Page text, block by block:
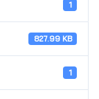
1
827.99 KB
1